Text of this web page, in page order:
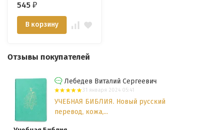
справочник. Б. Геце
545 ₽
В корзину
Отзывы покупателей
Лебедев Виталий Сергеевич
31 января 2024 05:41
УЧЕБНАЯ БИБЛИЯ. Новый русский
перевод, кожа,...